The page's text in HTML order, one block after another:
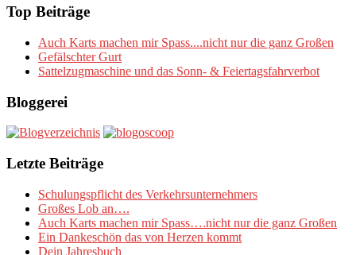
Top Beiträge
Auch Karts machen mir Spass....nicht nur die ganz Großen
Gefälschter Gurt
Sattelzugmaschine und das Sonn- & Feiertagsfahrverbot
Bloggerei
Letzte Beiträge
Schulungspflicht des Verkehrsunternehmers
Großes Lob an….
Auch Karts machen mir Spass….nicht nur die ganz Großen
Ein Dankeschön das von Herzen kommt
Dein Jahresbuch